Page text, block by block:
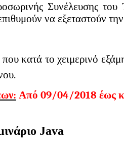
Συνέλευσης του
να εξεταστούν
κατά το χειμερινό
Από 09/04/2018 έως
Java